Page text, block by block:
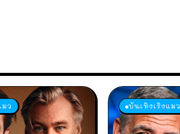
มว บันเทิงเริงแมว